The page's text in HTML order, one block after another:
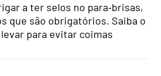
a ter selos no para‑brisas,
que são obrigatórios. Saiba o
para evitar coimas